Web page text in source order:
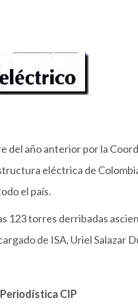
del año anterior por la
eléctrica de
el país.
123 torres derribadas
de ISA, Uriel Salazar
CIP